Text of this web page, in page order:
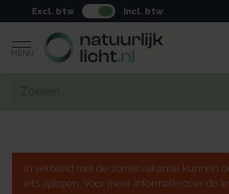
Excl. btw Incl. btw
MENU
In verband met de zomervakantie kunnen
iets oplopen. Voor meer informatie over de